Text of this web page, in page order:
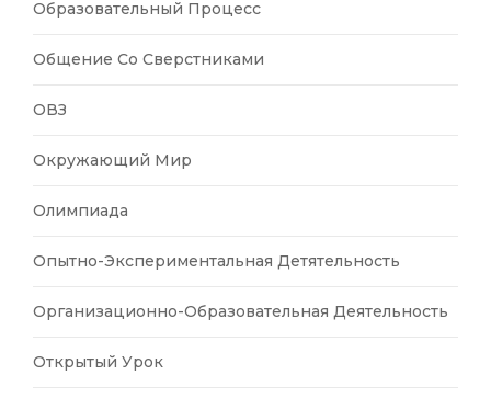
Образовательный Процесс
Общение Со Сверстниками
ОВЗ
Окружающий Мир
Олимпиада
Опытно-Экспериментальная Детятельность
Организационно-Образовательная Деятельность
Открытый Урок